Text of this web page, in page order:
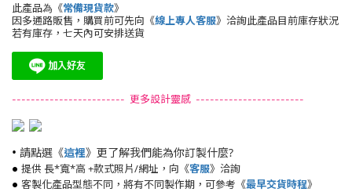
此產品為《常備現貨款》
因多通路販售，購買前可先向《線上專人客服》洽詢此產品目前庫存狀況
若有庫存，七天內可安排送貨
------------------------ 更多設計靈感 -----------------------
• 請點選《這裡》更了解我們能為你訂製什麼?
• 提供 長*寬*高 +款式照片/網址，向《客服》洽詢
• 客製化產品型態不同，將有不同製作期，可參考《最早交貨時程》